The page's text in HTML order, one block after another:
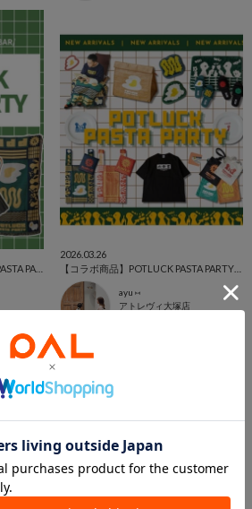
2026.03.26
【コラボ商品】POTLUCK PASTA PARTY🍝
ayu ⑅
アトレヴィ大塚店